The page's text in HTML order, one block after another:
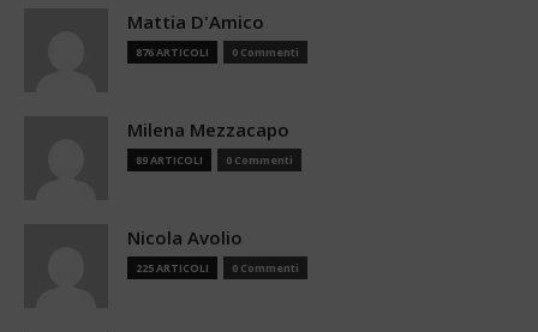
Mattia D'Amico
876 ARTICOLI 0 Commenti
Milena Mezzacapo
89 ARTICOLI 0 Commenti
Nicola Avolio
225 ARTICOLI 0 Commenti